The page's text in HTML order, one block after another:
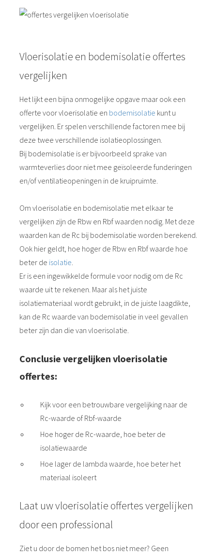
Vloerisolatie en bodemisolatie offertes
vergelijken
Het lijkt een bijna onmogelijke opgave maar ook een
offerte voor vloerisolatie en bodemisolatie kunt u
vergelijken. Er spelen verschillende factoren mee bij
deze twee verschillende isolatieoplossingen.
Bij bodemisolatie is er bijvoorbeeld sprake van
warmteverlies door niet mee geïsoleerde funderingen
en/of ventilatieopeningen in de kruipruimte.
Om vloerisolatie en bodemisolatie met elkaar te
vergelijken zijn de Rbw en Rbf waarden nodig. Met deze
waarden kan de Rc bij bodemisolatie worden berekend.
Ook hier geldt, hoe hoger de Rbw en Rbf waarde hoe
beter de isolatie.
Er is een ingewikkelde formule voor nodig om de Rc
waarde uit te rekenen. Maar als het juiste
isolatiemateriaal wordt gebruikt, in de juiste laagdikte,
kan de Rc waarde van bodemisolatie in veel gevallen
beter zijn dan die van vloerisolatie.
Conclusie vergelijken vloerisolatie
offertes:
Kijk voor een betrouwbare vergelijking naar de
Rc-waarde of Rbf-waarde
Hoe hoger de Rc-waarde, hoe beter de
isolatiewaarde
Hoe lager de lambda waarde, hoe beter het
materiaal isoleert
Laat uw vloerisolatie offertes vergelijken
door een professional
Ziet u door de bomen het bos niet meer? Geen